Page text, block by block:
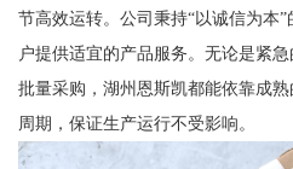
节高效运转。公司秉持“以诚信为本
户提供适宜的产品服务。无论是紧
批量采购，湖州恩斯凯都能依靠成
周期，保证生产运行不受影响。